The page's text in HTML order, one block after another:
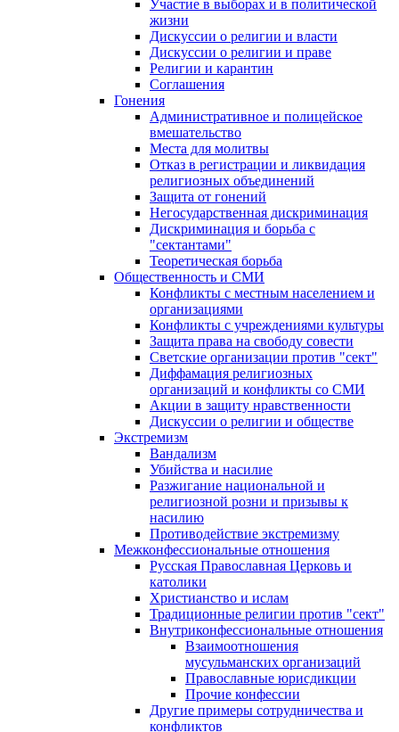
Участие в выборах и в политической
жизни
Дискуссии о религии и власти
Дискуссии о религии и праве
Религии и карантин
Соглашения
Гонения
Административное и полицейское
вмешательство
Места для молитвы
Отказ в регистрации и ликвидация
религиозных объединений
Защита от гонений
Негосударственная дискриминация
Дискриминация и борьба с
"сектантами"
Теоретическая борьба
Общественность и СМИ
Конфликты с местным населением и
организациями
Конфликты с учреждениями культуры
Защита права на свободу совести
Светские организации против "сект"
Диффамация религиозных
организаций и конфликты со СМИ
Акции в защиту нравственности
Дискуссии о религии и обществе
Экстремизм
Вандализм
Убийства и насилие
Разжигание национальной и
религиозной розни и призывы к
насилию
Противодействие экстремизму
Межконфессиональные отношения
Русская Православная Церковь и
католики
Христианство и ислам
Традиционные религии против "сект"
Внутриконфессиональные отношения
Взаимоотношения
мусульманских организаций
Православные юрисдикции
Прочие конфессии
Другие примеры сотрудничества и
конфликтов